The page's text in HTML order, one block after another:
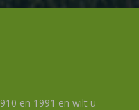
en 1991 en wilt u